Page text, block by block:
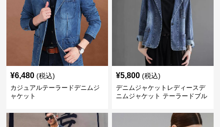
¥6,480 (税込)
カジュアルテーラードデニムジ
ャケット
¥5,800 (税込)
デニムジャケットレディースデ
ニムジャケット テーラードブル